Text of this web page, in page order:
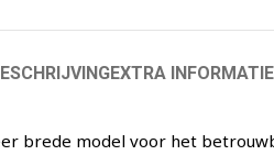
EXTRA INFORMATIE
brede model voor het